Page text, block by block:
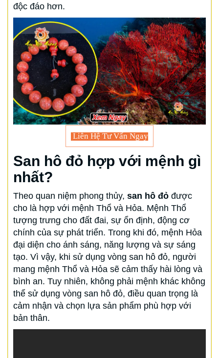
độc đáo hơn.
Liên Hệ Tư Vấn Ngay
San hô đỏ hợp với mệnh gì
nhất?
Theo quan niệm phong thủy, san hô đỏ được
cho là hợp với mệnh Thổ và Hỏa. Mệnh Thổ
tượng trưng cho đất đai, sự ổn định, động cơ
chính của sự phát triển. Trong khi đó, mệnh Hỏa
đại diện cho ánh sáng, năng lượng và sự sáng
tạo. Vì vậy, khi sử dụng vòng san hô đỏ, người
mang mệnh Thổ và Hỏa sẽ cảm thấy hài lòng và
bình an. Tuy nhiên, không phải mệnh khác không
thể sử dụng vòng san hô đỏ, điều quan trọng là
cảm nhận và chọn lựa sản phẩm phù hợp với
bản thân.